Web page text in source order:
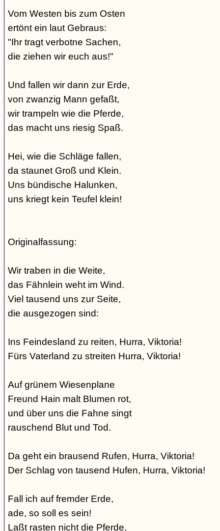
Vom Westen bis zum Osten
ertönt ein laut Gebraus:
"Ihr tragt verbotne Sachen,
die ziehen wir euch aus!"
Und fallen wir dann zur Erde,
von zwanzig Mann gefaßt,
wir trampeln wie die Pferde,
das macht uns riesig Spaß.
Hei, wie die Schläge fallen,
da staunet Groß und Klein.
Uns bündische Halunken,
uns kriegt kein Teufel klein!
Originalfassung:
Wir traben in die Weite,
das Fähnlein weht im Wind.
Viel tausend uns zur Seite,
die ausgezogen sind:
Ins Feindesland zu reiten, Hurra, Viktoria!
Fürs Vaterland zu streiten Hurra, Viktoria!
Auf grünem Wiesenplane
Freund Hain malt Blumen rot,
und über uns die Fahne singt
rauschend Blut und Tod.
Da geht ein brausend Rufen, Hurra, Viktoria!
Der Schlag von tausend Hufen, Hurra, Viktoria!
Fall ich auf fremder Erde,
ade, so soll es sein!
Laßt rasten nicht die Pferde,